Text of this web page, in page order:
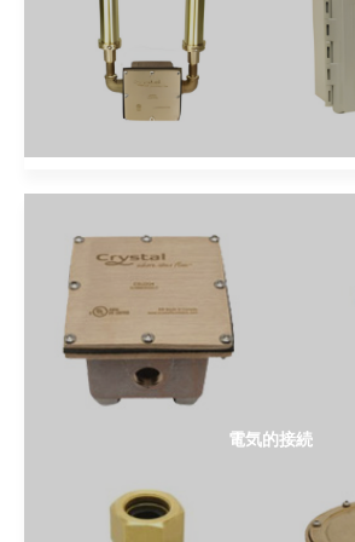
電気的接続